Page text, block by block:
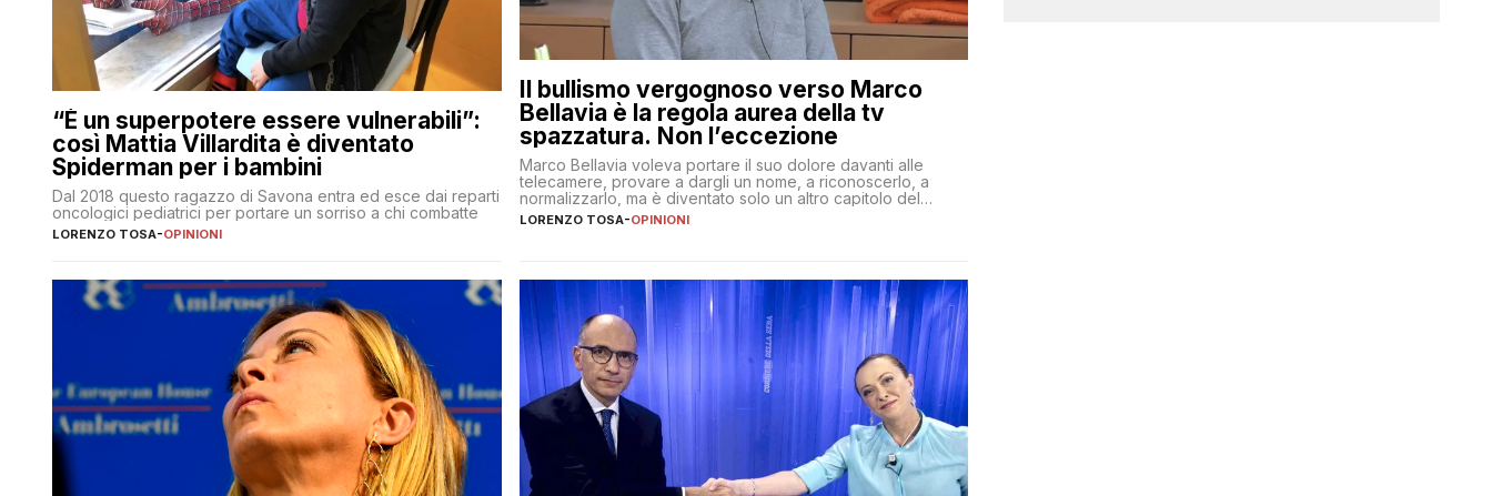
“È un superpotere essere vulnerabili”:
così Mattia Villardita è diventato
Spiderman per i bambini
Dal 2018 questo ragazzo di Savona entra ed esce dai reparti
oncologici pediatrici per portare un sorriso a chi combatte
LORENZO TOSA-OPINIONI
Il bullismo vergognoso verso Marco
Bellavia è la regola aurea della tv
spazzatura. Non l’eccezione
Marco Bellavia voleva portare il suo dolore davanti alle
telecamere, provare a dargli un nome, a riconoscerlo, a
normalizzarlo, ma è diventato solo un altro capitolo del
copione
LORENZO TOSA-OPINIONI